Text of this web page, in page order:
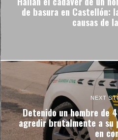
de basura en Castellón:
causas de
NEXT
Detenido un hombre de
agredir brutalmente a
en